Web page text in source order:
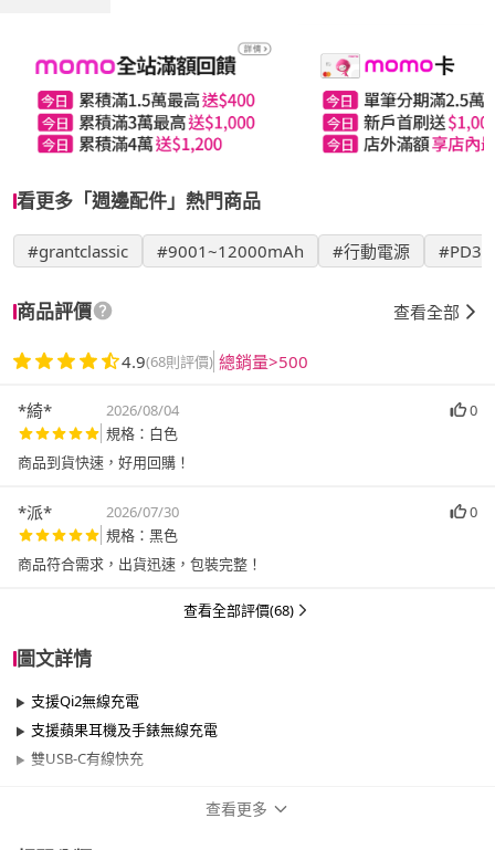
看更多「週邊配件」熱門商品
#grantclassic #9001~12000mAh #行動電源 #PD3.0
商品評價 查看全部
4.9(68則評價) 總銷量>500
*綺* 2026/08/04
0
規格：白色
商品到貨快速，好用回購！
*派* 2026/07/30
0
規格：黑色
商品符合需求，出貨迅速，包裝完整！
查看全部評價(68)
圖文詳情
支援Qi2無線充電
支援蘋果耳機及手錶無線充電
雙USB-C有線快充
查看更多